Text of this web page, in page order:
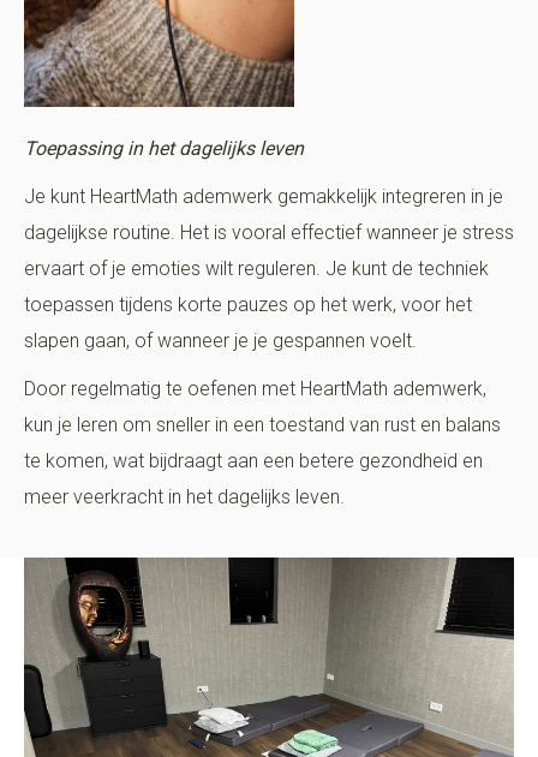
Toepassing in het dagelijks leven
Je kunt HeartMath ademwerk gemakkelijk integreren in je
dagelijkse routine. Het is vooral effectief wanneer je stress
ervaart of je emoties wilt reguleren. Je kunt de techniek
toepassen tijdens korte pauzes op het werk, voor het
slapen gaan, of wanneer je je gespannen voelt.
Door regelmatig te oefenen met HeartMath ademwerk,
kun je leren om sneller in een toestand van rust en balans
te komen, wat bijdraagt aan een betere gezondheid en
meer veerkracht in het dagelijks leven.